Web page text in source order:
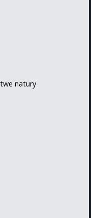
natury